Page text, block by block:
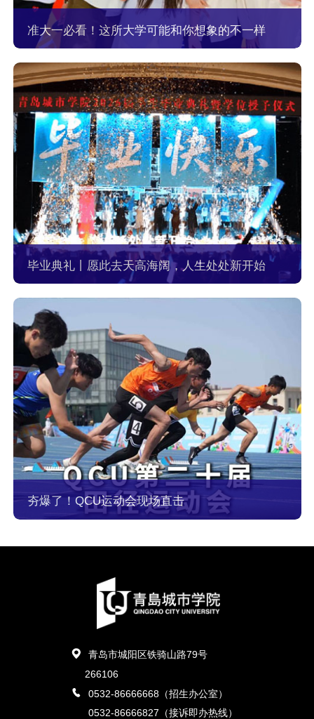
准大一必看！这所大学可能和你想象的不一样
毕业典礼丨愿此去天高海阔，人生处处新开始
夯爆了！QCU运动会现场直击
青岛市城阳区铁骑山路79号
266106
0532-86666668（招生办公室）
0532-86666827（接诉即办热线）